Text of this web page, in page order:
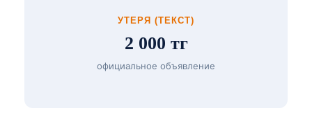
УТЕРЯ (ТЕКСТ)
2 000 тг
официальное объявление